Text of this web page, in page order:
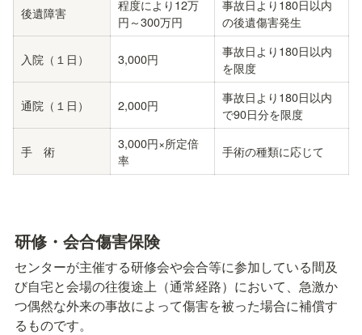
後遺障害
程度により12万
円～300万円
事故日より180日以内
の後遺傷害発生
入院（１日） 3,000円
事故日より180日以内
を限度
通院（１日） 2,000円
事故日より180日以内
で90日分を限度
手　術
3,000円×所定倍
率
手術の種類に応じて
研修・会合傷害保険
センターが主催する研修会や会合等に参加している間及
び自宅と会場の往復途上（通常経路）において、急激か
つ偶然な外来の事故によって傷害を被った場合に補償す
るものです。